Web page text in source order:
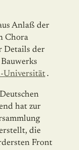
Anlaß der
Chora
Details der
Universität .
hat zur
die
Front